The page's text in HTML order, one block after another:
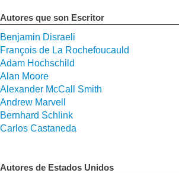
Autores que son Escritor
Benjamin Disraeli
François de La Rochefoucauld
Adam Hochschild
Alan Moore
Alexander McCall Smith
Andrew Marvell
Bernhard Schlink
Carlos Castaneda
Autores de Estados Unidos